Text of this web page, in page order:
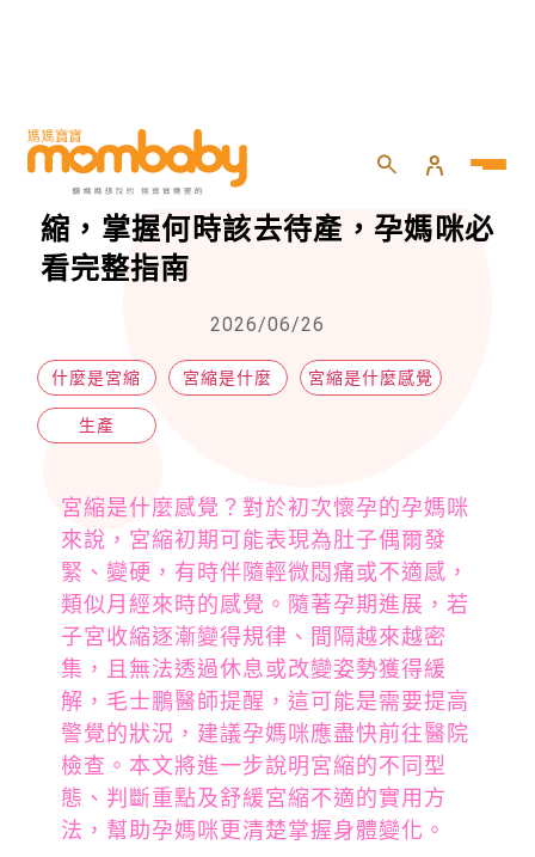
HOME 生產 生產
宮縮是什麼感覺？教你分辨真假宮
縮，掌握何時該去待產，孕媽咪必
看完整指南
2026/06/26
什麼是宮縮 宮縮是什麼 宮縮是什麼感覺
生產
宮縮是什麼感覺？對於初次懷孕的孕媽咪
來說，宮縮初期可能表現為肚子偶爾發
緊、變硬，有時伴隨輕微悶痛或不適感，
類似月經來時的感覺。隨著孕期進展，若
子宮收縮逐漸變得規律、間隔越來越密
集，且無法透過休息或改變姿勢獲得緩
解，毛士鵬醫師提醒，這可能是需要提高
警覺的狀況，建議孕媽咪應盡快前往醫院
檢查。本文將進一步說明宮縮的不同型
態、判斷重點及舒緩宮縮不適的實用方
法，幫助孕媽咪更清楚掌握身體變化。